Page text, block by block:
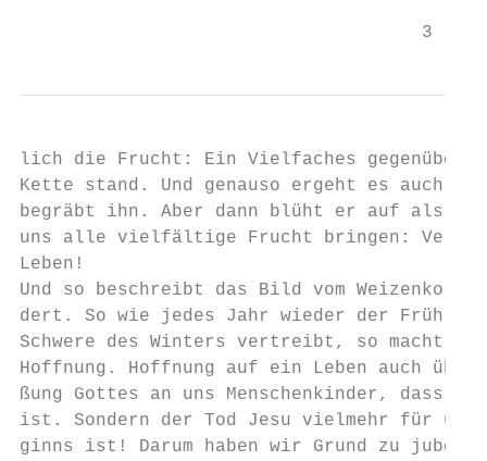
                                     3
lich die Frucht: Ein Vielfaches gegenüber
Kette stand. Und genauso ergeht es auch
begräbt ihn. Aber dann blüht er auf als
uns alle vielfältige Frucht bringen:
Leben!
Und so beschreibt das Bild vom Weizenkorn
dert. So wie jedes Jahr wieder der
Schwere des Winters vertreibt, so macht
Hoffnung. Hoffnung auf ein Leben auch
ßung Gottes an uns Menschenkinder, dass
ist. Sondern der Tod Jesu vielmehr für uns
ginns ist! Darum haben wir Grund zu jubeln!